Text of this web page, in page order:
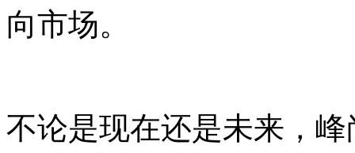
向市场。
不论是现在还是未来，